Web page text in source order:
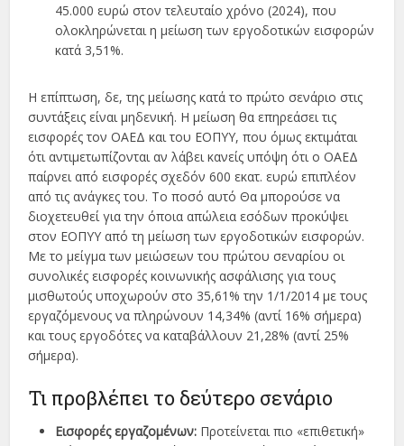
45.000 ευρώ στον τελευταίο χρόνο (2024), που
ολοκληρώνεται η μείωση των εργοδοτικών εισφορών
κατά 3,51%.
Η επίπτωση, δε, της μείωσης κατά το πρώτο σενάριο στις
συντάξεις είναι μηδενική. Η μείωση θα επηρεάσει τις
εισφορές τον ΟΑΕΔ και του ΕΟΠΥΥ, που όμως εκτιμάται
ότι αντιμετωπίζονται αν λάβει κανείς υπόψη ότι ο ΟΑΕΔ
παίρνει από εισφορές σχεδόν 600 εκατ. ευρώ επιπλέον
από τις ανάγκες του. Το ποσό αυτό Θα μπορούσε να
διοχετευθεί για την όποια απώλεια εσόδων προκύψει
στον ΕΟΠΥΥ από τη μείωση των εργοδοτικών εισφορών.
Με το μείγμα των μειώσεων του πρώτου σεναρίου οι
συνολικές εισφορές κοινωνικής ασφάλισης για τους
μισθωτούς υποχωρούν στο 35,61% την 1/1/2014 με τους
εργαζόμενους να πληρώνουν 14,34% (αντί 16% σήμερα)
και τους εργοδότες να καταβάλλουν 21,28% (αντί 25%
σήμερα).
Τι προβλέπει το δεύτερο σενάριο
Εισφορές εργαζομένων: Προτείνεται πιο «επιθετική»